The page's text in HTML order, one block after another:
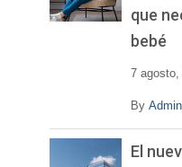
que
bebé
7 agosto,
By
El